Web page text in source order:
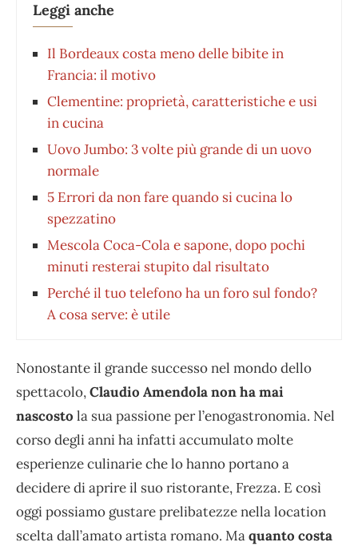
Leggi anche
Il Bordeaux costa meno delle bibite in
Francia: il motivo
Clementine: proprietà, caratteristiche e usi
in cucina
Uovo Jumbo: 3 volte più grande di un uovo
normale
5 Errori da non fare quando si cucina lo
spezzatino
Mescola Coca-Cola e sapone, dopo pochi
minuti resterai stupito dal risultato
Perché il tuo telefono ha un foro sul fondo?
A cosa serve: è utile
Nonostante il grande successo nel mondo dello
spettacolo,Claudio Amendola non ha mai
nascosto la sua passione per l’enogastronomia. Nel
corso degli anni ha infatti accumulato molte
esperienze culinarie che lo hanno portano a
decidere di aprire il suo ristorante, Frezza. E così
oggi possiamo gustare prelibatezze nella location
scelta dall’amato artista romano. Maquanto costa